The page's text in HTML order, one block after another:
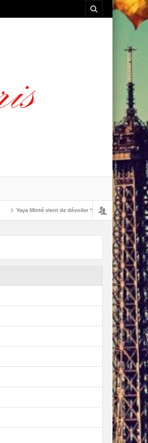
Yaya Minté vient de dévoiler ‘So’, son premier album